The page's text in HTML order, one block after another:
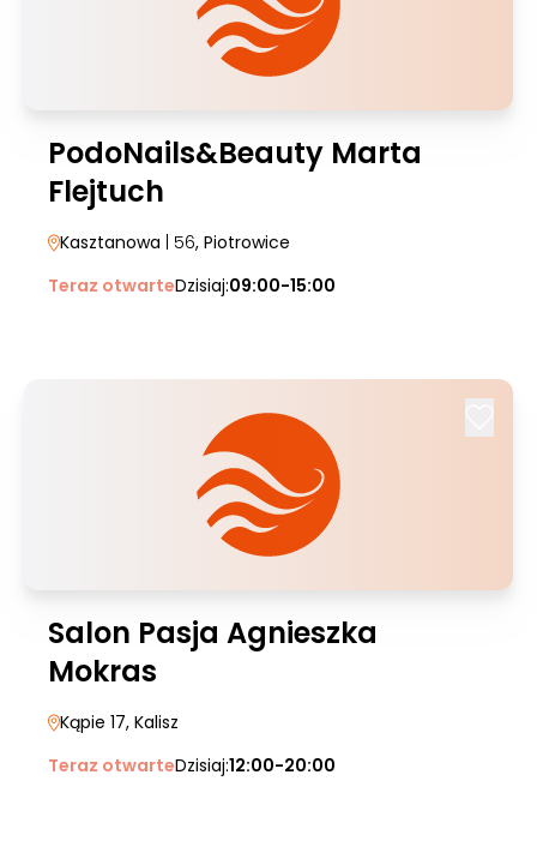
PodoNails&Beauty Marta
Flejtuch
Kasztanowa | 56, Piotrowice
Teraz otwarteDzisiaj:09:00-15:00
Salon Pasja Agnieszka
Mokras
Kąpie 17, Kalisz
Teraz otwarteDzisiaj:12:00-20:00